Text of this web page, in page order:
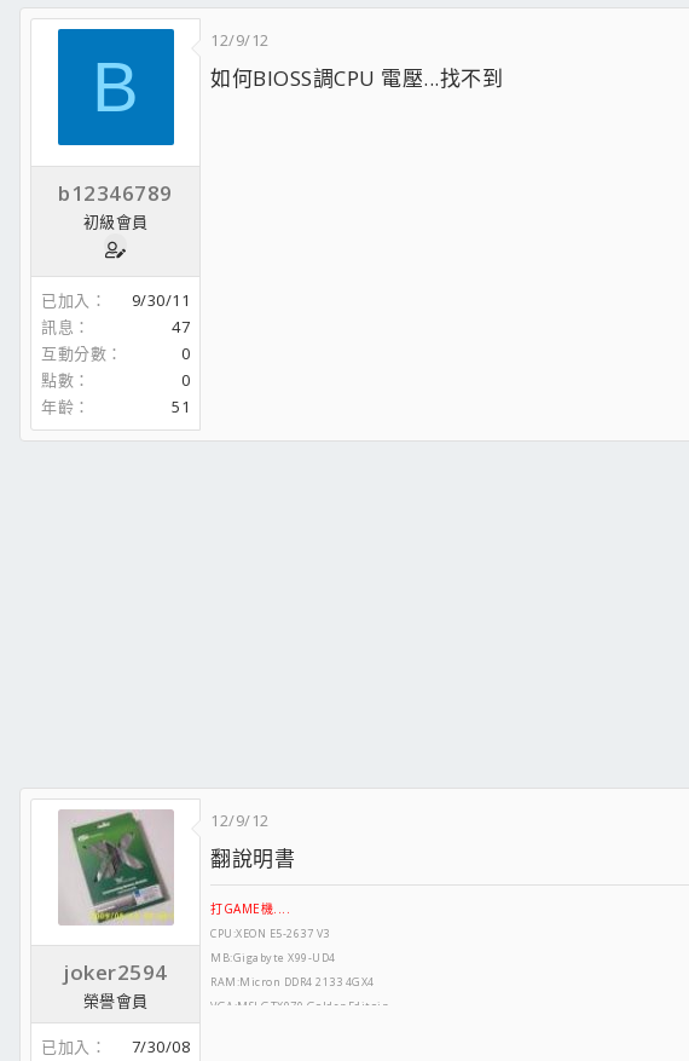
發
日
B
b12346789
初級會員
已加入
9/30/11
訊息
47
互動分數
0
點數
0
年齡
51
12/9/12
如何BIOSS調CPU 電壓...找不到
joker2594
榮譽會員
已加入
7/30/08
12/9/12
翻說明書
打GAME機....
CPU:XEON E5-2637 V3
MB:Gigabyte X99-UD4
RAM:Micron DDR4 2133 4GX4
VGA:MSI GTX970 GoldenEditoin